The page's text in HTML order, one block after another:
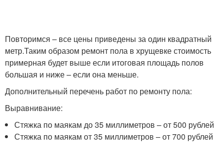
Повторимся – все цены приведены за один квадратный
метр.Таким образом ремонт пола в хрущевке стоимость
примерная будет выше если итоговая площадь полов
большая и ниже – если она меньше.
Дополнительный перечень работ по ремонту пола:
Выравнивание:
Стяжка по маякам до 35 миллиметров – от 500 рублей
Стяжка по маякам от 35 миллиметров – от 700 рублей